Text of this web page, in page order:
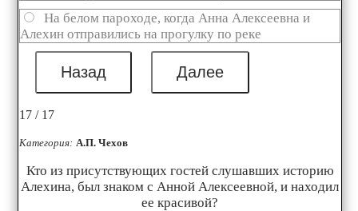
На белом пароходе, когда Анна Алексеевна и
Алехин отправились на прогулку по реке
17 / 17
Категория: А.П. Чехов
Кто из присутствующих гостей слушавших историю
Алехина, был знаком с Анной Алексеевной, и находил
ее красивой?